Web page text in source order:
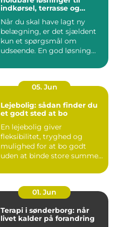
indkørsel, terrasse og
Når du skal have lagt ny
belægning, er det sjældent
kun et spørgsmål om
udseende. En god løsning
05. Jun
Lejebolig: sådan finder du
et godt sted at bo
En lejebolig giver
fleksibilitet, tryghed og
mulighed for at bo godt
uden at binde store summer
01. Jun
Terapi i sønderborg: når
livet kalder på forandring